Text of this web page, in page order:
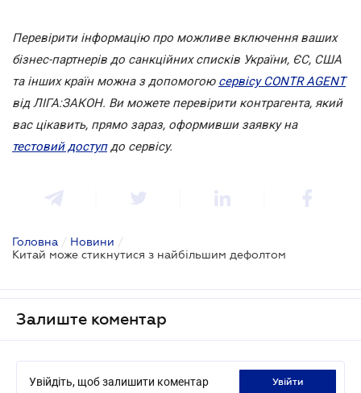
Перевірити інформацію про можливе включення ваших
бізнес-партнерів до санкційних списків України, ЄС, США
та інших країн можна з допомогою сервісу CONTR AGENT
від ЛІГА:ЗАКОН. Ви можете перевірити контрагента, який
вас цікавить, прямо зараз, оформивши заявку на
тестовий доступдо сервісу.
Головна / Новини /
Китай може стикнутися з найбільшим дефолтом
Залиште коментар
Увійдіть, щоб залишити коментар увійти